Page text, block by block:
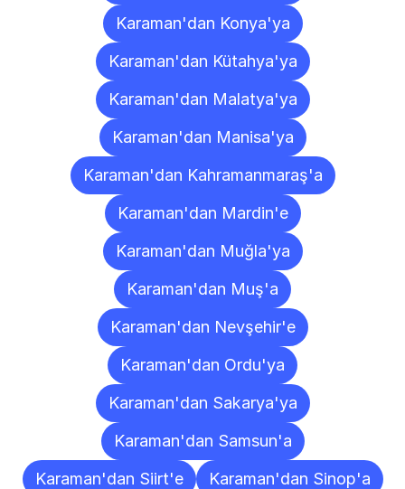
Karaman'dan Konya'ya
Karaman'dan Kütahya'ya
Karaman'dan Malatya'ya
Karaman'dan Manisa'ya
Karaman'dan Kahramanmaraş'a
Karaman'dan Mardin'e
Karaman'dan Muğla'ya
Karaman'dan Muş'a
Karaman'dan Nevşehir'e
Karaman'dan Ordu'ya
Karaman'dan Sakarya'ya
Karaman'dan Samsun'a
Karaman'dan Siirt'e
Karaman'dan Sinop'a